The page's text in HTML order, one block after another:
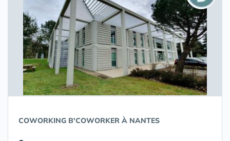
COWORKING B'COWORKER À NANTES